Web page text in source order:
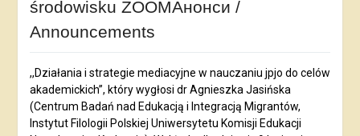
środowisku ZOOMАнонси /
Announcements
,,Działania i strategie mediacyjne w nauczaniu jpjo do celów
akademickich”, który wygłosi dr Agnieszka Jasińska
(Centrum Badań nad Edukacją i Integracją Migrantów,
Instytut Filologii Polskiej Uniwersytetu Komisji Edukacji